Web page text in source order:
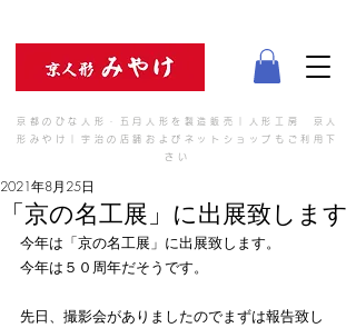
京都のひな人形・五月人形を製造販売｜人形工房 京人
形みやけ｜宇治の店舗およびネットショップもご利用下
さい
「京の名工展」に出展致します
2021年8月25日
今年は「京の名工展」に出展致します。
今年は５０周年だそうです。
先日、撮影会がありましたのでまずは報告致し